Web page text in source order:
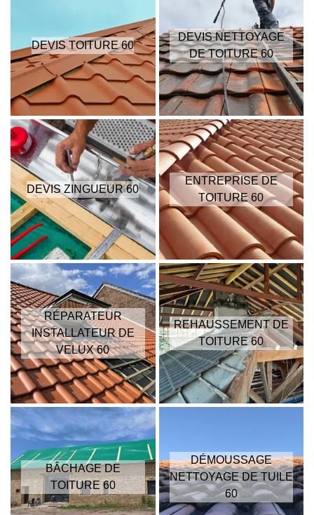
DEVIS TOITURE 60
DEVIS NETTOYAGE
DE TOITURE 60
DEVIS ZINGUEUR 60
ENTREPRISE DE
TOITURE 60
RÉPARATEUR
INSTALLATEUR DE
VELUX 60
REHAUSSEMENT DE
TOITURE 60
BÂCHAGE DE
TOITURE 60
DÉMOUSSAGE
NETTOYAGE DE TUILE
60